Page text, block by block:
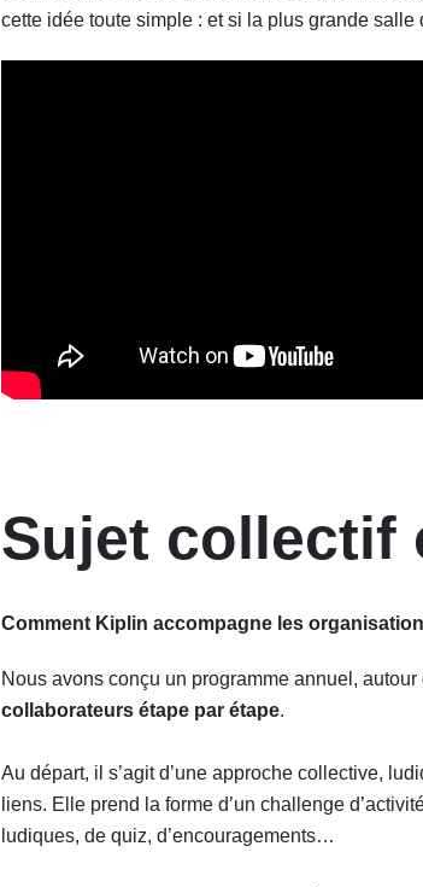
cette idée toute simple : et si la plus grande salle
Sujet collectif
Comment Kiplin accompagne les
Nous avons conçu un programme annuel,
collaborateurs étape par étape.
Au départ, il s’agit d’une approche collective,
liens. Elle prend la forme d’un challenge
ludiques, de quiz, d’encouragements…